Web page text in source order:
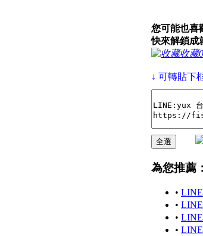
您可能也喜
快來解鎖成
收藏0
↓ 可轉貼下
為您推薦：
•
•
•
•